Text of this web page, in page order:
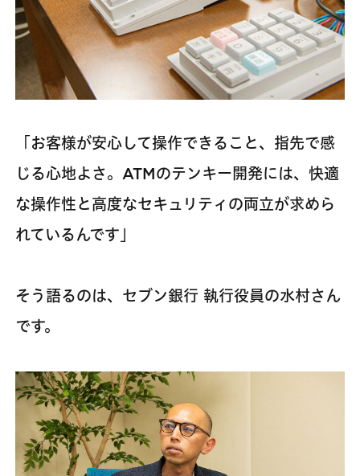
「お客様が安心して操作できること、指先で感
じる心地よさ。ATMのテンキー開発には、快適
な操作性と高度なセキュリティの両立が求めら
れているんです」
そう語るのは、セブン銀行 執行役員の水村さん
です。